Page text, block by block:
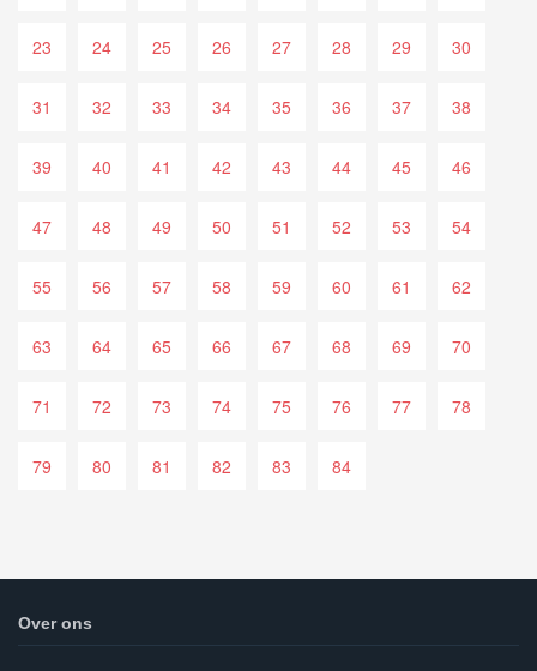
23 24 25 26 27 28 29 30
31 32 33 34 35 36 37 38
39 40 41 42 43 44 45 46
47 48 49 50 51 52 53 54
55 56 57 58 59 60 61 62
63 64 65 66 67 68 69 70
71 72 73 74 75 76 77 78
79 80 81 82 83 84
Over ons